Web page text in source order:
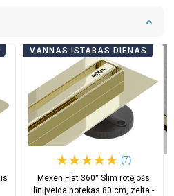
VANNAS ISTABAS DIENAS
(7)
Mexen Flat 360° Slim rotējošs
līnijveida notekas 80 cm, zelta -